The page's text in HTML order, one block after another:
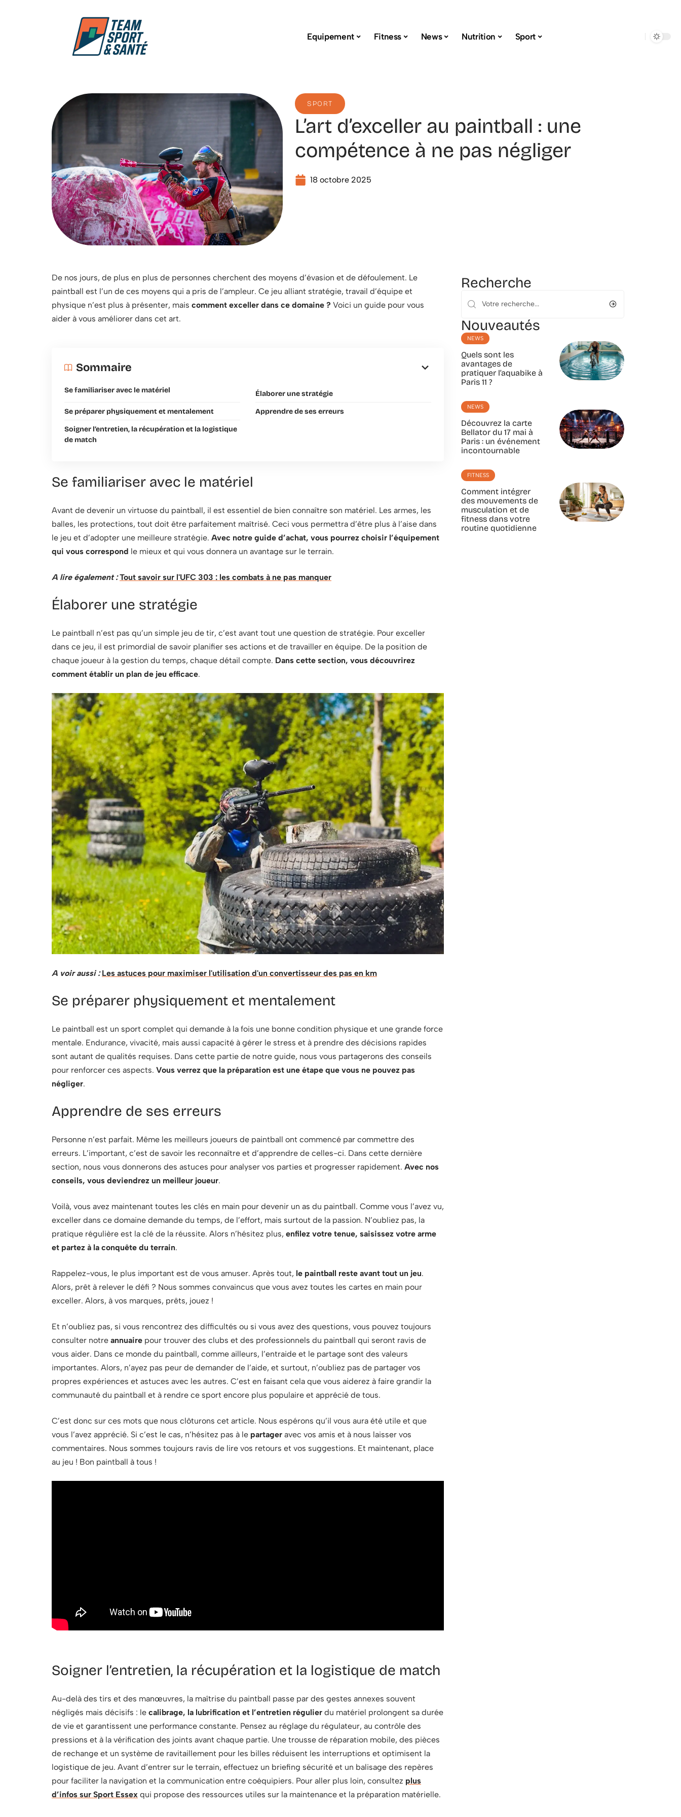
Equipement Fitness News Nutrition Sport
SPORT
L’art d’exceller au paintball : une
compétence à ne pas négliger
18 octobre 2025
De nos jours, de plus en plus de personnes cherchent des moyens d’évasion et de défoulement. Le
paintball est l’un de ces moyens qui a pris de l’ampleur. Ce jeu alliant stratégie, travail d’équipe et
physique n’est plus à présenter, mais comment exceller dans ce domaine ? Voici un guide pour vous
aider à vous améliorer dans cet art.
Sommaire
Se familiariser avec le matériel Élaborer une stratégie
Se préparer physiquement et mentalement Apprendre de ses erreurs
Soigner l’entretien, la récupération et la logistique
de match
Se familiariser avec le matériel
Avant de devenir un virtuose du paintball, il est essentiel de bien connaître son matériel. Les armes, les
balles, les protections, tout doit être parfaitement maîtrisé. Ceci vous permettra d’être plus à l’aise dans
le jeu et d’adopter une meilleure stratégie. Avec notre guide d’achat, vous pourrez choisir l’équipement
qui vous correspond le mieux et qui vous donnera un avantage sur le terrain.
A lire également : Tout savoir sur l'UFC 303 : les combats à ne pas manquer
Élaborer une stratégie
Le paintball n’est pas qu’un simple jeu de tir, c’est avant tout une question de stratégie. Pour exceller
dans ce jeu, il est primordial de savoir planifier ses actions et de travailler en équipe. De la position de
chaque joueur à la gestion du temps, chaque détail compte. Dans cette section, vous découvrirez
comment établir un plan de jeu efficace.
A voir aussi : Les astuces pour maximiser l'utilisation d'un convertisseur des pas en km
Se préparer physiquement et mentalement
Le paintball est un sport complet qui demande à la fois une bonne condition physique et une grande force
mentale. Endurance, vivacité, mais aussi capacité à gérer le stress et à prendre des décisions rapides
sont autant de qualités requises. Dans cette partie de notre guide, nous vous partagerons des conseils
pour renforcer ces aspects. Vous verrez que la préparation est une étape que vous ne pouvez pas
négliger.
Apprendre de ses erreurs
Personne n’est parfait. Même les meilleurs joueurs de paintball ont commencé par commettre des
erreurs. L’important, c’est de savoir les reconnaître et d’apprendre de celles-ci. Dans cette dernière
section, nous vous donnerons des astuces pour analyser vos parties et progresser rapidement. Avec nos
conseils, vous deviendrez un meilleur joueur.
Voilà, vous avez maintenant toutes les clés en main pour devenir un as du paintball. Comme vous l’avez vu,
exceller dans ce domaine demande du temps, de l’effort, mais surtout de la passion. N’oubliez pas, la
pratique régulière est la clé de la réussite. Alors n’hésitez plus, enfilez votre tenue, saisissez votre arme
et partez à la conquête du terrain.
Rappelez-vous, le plus important est de vous amuser. Après tout, le paintball reste avant tout un jeu.
Alors, prêt à relever le défi ? Nous sommes convaincus que vous avez toutes les cartes en main pour
exceller. Alors, à vos marques, prêts, jouez !
Et n’oubliez pas, si vous rencontrez des difficultés ou si vous avez des questions, vous pouvez toujours
consulter notre annuaire pour trouver des clubs et des professionnels du paintball qui seront ravis de
vous aider. Dans ce monde du paintball, comme ailleurs, l’entraide et le partage sont des valeurs
importantes. Alors, n’ayez pas peur de demander de l’aide, et surtout, n’oubliez pas de partager vos
propres expériences et astuces avec les autres. C’est en faisant cela que vous aiderez à faire grandir la
communauté du paintball et à rendre ce sport encore plus populaire et apprécié de tous.
C’est donc sur ces mots que nous clôturons cet article. Nous espérons qu’il vous aura été utile et que
vous l’avez apprécié. Si c’est le cas, n’hésitez pas à le partager avec vos amis et à nous laisser vos
commentaires. Nous sommes toujours ravis de lire vos retours et vos suggestions. Et maintenant, place
au jeu ! Bon paintball à tous !
Soigner l’entretien, la récupération et la logistique de match
Au-delà des tirs et des manœuvres, la maîtrise du paintball passe par des gestes annexes souvent
négligés mais décisifs : le calibrage, la lubrification et l’entretien régulier du matériel prolongent sa durée
de vie et garantissent une performance constante. Pensez au réglage du régulateur, au contrôle des
pressions et à la vérification des joints avant chaque partie. Une trousse de réparation mobile, des pièces
de rechange et un système de ravitaillement pour les billes réduisent les interruptions et optimisent la
logistique de jeu. Avant d’entrer sur le terrain, effectuez un briefing sécurité et un balisage des repères
pour faciliter la navigation et la communication entre coéquipiers. Pour aller plus loin, consultez plus
d’infos sur Sport Essex qui propose des ressources utiles sur la maintenance et la préparation matérielle.
Recherche
Nouveautés
NEWS
Quels sont les
avantages de
pratiquer l’aquabike à
Paris 11 ?
NEWS
Découvrez la carte
Bellator du 17 mai à
Paris : un événement
incontournable
FITNESS
Comment intégrer
des mouvements de
musculation et de
fitness dans votre
routine quotidienne